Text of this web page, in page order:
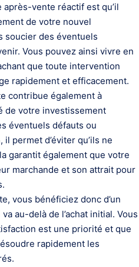
après-vente réactif est qu’il
de votre nouvel
soucier des éventuels
Vous pouvez ainsi vivre en
que toute intervention
rapidement et efficacement.
contribue également à
de votre investissement
éventuels défauts ou
permet d’éviter qu’ils ne
garantit également que votre
marchande et son attrait pour
vous bénéficiez donc d’un
au-delà de l’achat initial. Vous
est une priorité et que
rapidement les